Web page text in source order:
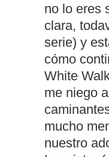
no lo eres
clara,
serie) y
cómo
White
me niego
mucho
nuestro